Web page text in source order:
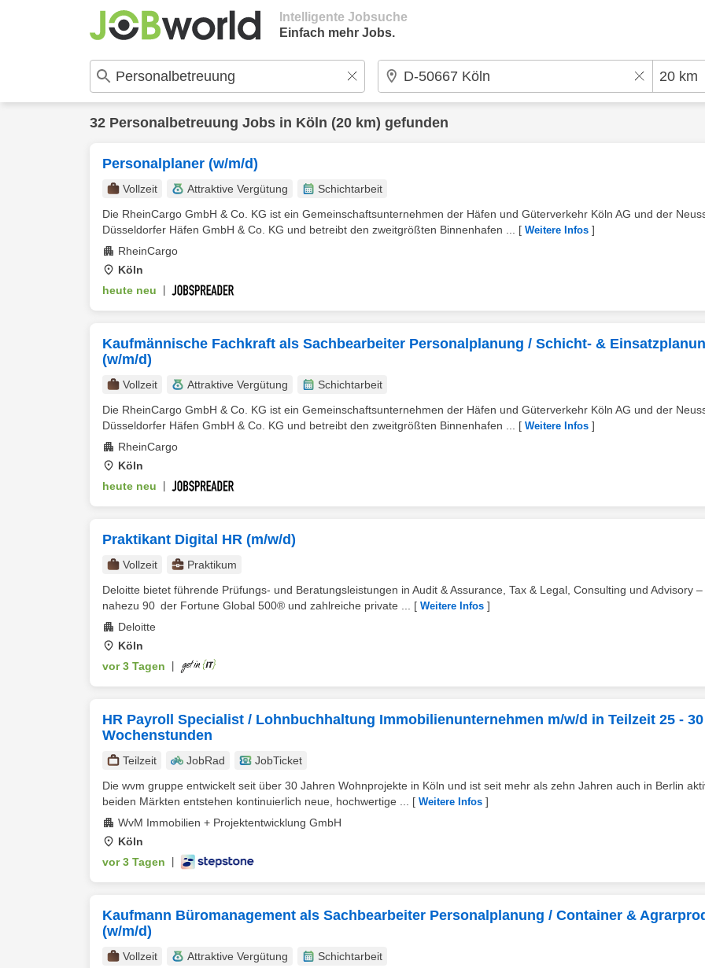
Intelligente Jobsuche
Einfach mehr Jobs.
32 Personalbetreuung Jobs in Köln (20 km) gefunden
Personalplaner (w/m/d)
Vollzeit Attraktive Vergütung
Schichtarbeit
Die RheinCargo GmbH & Co. KG ist ein Gemeinschaftsunternehmen der Häfen und Güterverkehr Köln AG und der
Düsseldorfer Häfen GmbH & Co. KG und betreibt den zweitgrößten Binnenhafen ...
[ Weitere Infos ]
RheinCargo
Köln
heute neu
Kaufmännische Fachkraft als Sachbearbeiter Personalplanung / Schicht- &
(w/m/d)
Vollzeit Attraktive Vergütung
Schichtarbeit
Die RheinCargo GmbH & Co. KG ist ein Gemeinschaftsunternehmen der Häfen und Güterverkehr Köln AG und der
Düsseldorfer Häfen GmbH & Co. KG und betreibt den zweitgrößten Binnenhafen ...
[ Weitere Infos ]
RheinCargo
Köln
heute neu
Praktikant Digital HR (m/w/d)
Vollzeit
Praktikum
Deloitte bietet führende Prüfungs- und Beratungsleistungen in Audit & Assurance, Tax & Legal, Consulting und Advisory
nahezu 90 der Fortune Global 500® und zahlreiche private ...
[ Weitere Infos ]
Deloitte
Köln
vor 3 Tagen
HR Payroll Specialist / Lohnbuchhaltung Immobilienunternehmen m/w/d in Teilzeit 25 - 30
Wochenstunden
Teilzeit JobRad
JobTicket
Die wvm gruppe entwickelt seit über 30 Jahren Wohnprojekte in Köln und ist seit mehr als zehn Jahren auch in Berlin
beiden Märkten entstehen kontinuierlich neue, hochwertige ...
[ Weitere Infos ]
WvM Immobilien + Projektentwicklung GmbH
Köln
vor 3 Tagen
Kaufmann Büromanagement als Sachbearbeiter Personalplanung / Container &
(w/m/d)
Vollzeit Attraktive Vergütung
Schichtarbeit